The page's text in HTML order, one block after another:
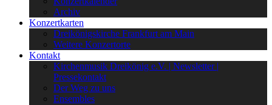
Archiv
Konzertkarten
Dreikönigskirche Frankfurt am Main
Weitere Konzertorte
Kontakt
Kirchenmusik Dreikönig e.V. | Newsletter |
Pressekontakt
Der Weg zu uns
Ensembles